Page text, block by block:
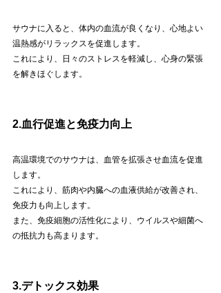
サウナに入ると、体内の血流が良くなり、心地よい
温熱感がリラックスを促進します。
これにより、日々のストレスを軽減し、心身の緊張
を解きほぐします。
2.血行促進と免疫力向上
高温環境でのサウナは、血管を拡張させ血流を促進
します。
これにより、筋肉や内臓への血液供給が改善され、
免疫力も向上します。
また、免疫細胞の活性化により、ウイルスや細菌へ
の抵抗力も高まります。
3.デトックス効果